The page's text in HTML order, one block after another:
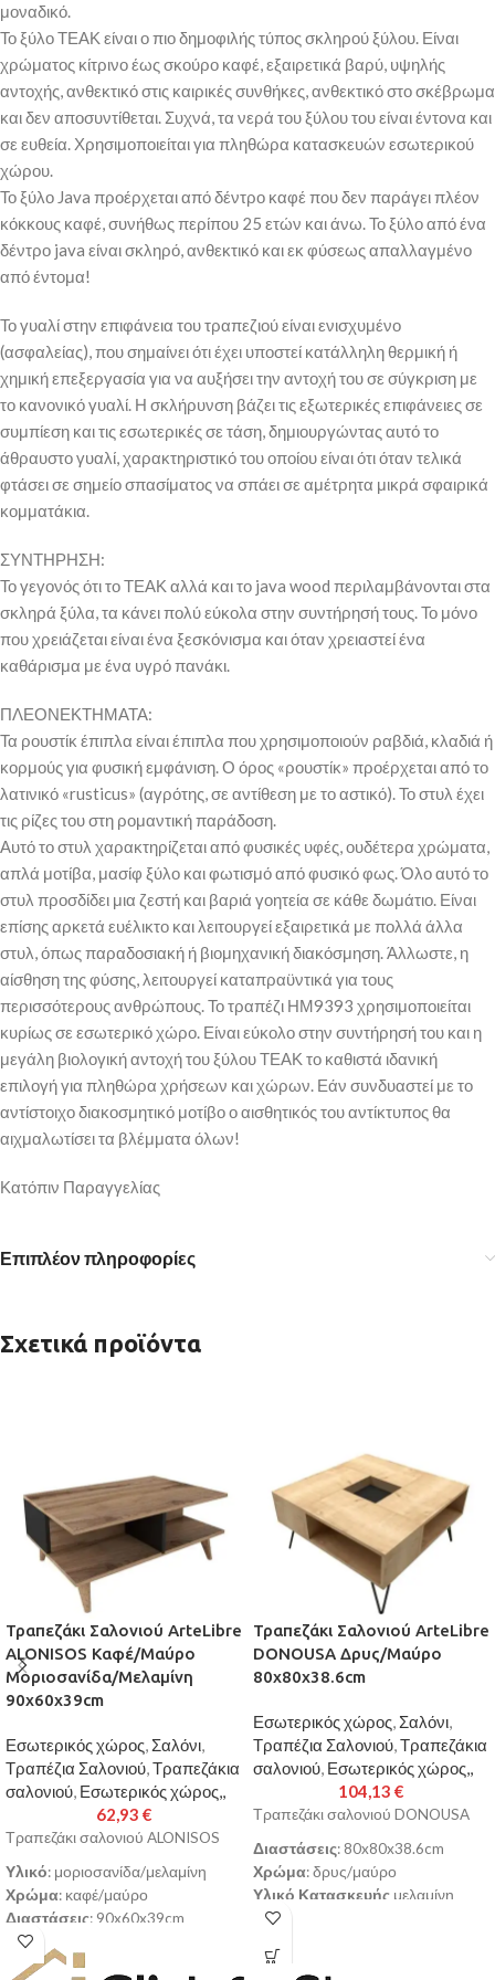
μοναδικό.
Το ξύλο ΤΕΑΚ είναι ο πιο δημοφιλής τύπος σκληρού ξύλου. Είναι
χρώματος κίτρινο έως σκούρο καφέ, εξαιρετικά βαρύ, υψηλής
αντοχής, ανθεκτικό στις καιρικές συνθήκες, ανθεκτικό στο σκέβρωμα
και δεν αποσυντίθεται. Συχνά, τα νερά του ξύλου του είναι έντονα και
σε ευθεία. Χρησιμοποιείται για πληθώρα κατασκευών εσωτερικού
χώρου.
Το ξύλο Java προέρχεται από δέντρο καφέ που δεν παράγει πλέον
κόκκους καφέ, συνήθως περίπου 25 ετών και άνω. Το ξύλο από ένα
δέντρο java είναι σκληρό, ανθεκτικό και εκ φύσεως απαλλαγμένο
από έντομα!
Το γυαλί στην επιφάνεια του τραπεζιού είναι ενισχυμένο
(ασφαλείας), που σημαίνει ότι έχει υποστεί κατάλληλη θερμική ή
χημική επεξεργασία για να αυξήσει την αντοχή του σε σύγκριση με
το κανονικό γυαλί. Η σκλήρυνση βάζει τις εξωτερικές επιφάνειες σε
συμπίεση και τις εσωτερικές σε τάση, δημιουργώντας αυτό το
άθραυστο γυαλί, χαρακτηριστικό του οποίου είναι ότι όταν τελικά
φτάσει σε σημείο σπασίματος να σπάει σε αμέτρητα μικρά σφαιρικά
κομματάκια.
ΣΥΝΤΗΡΗΣΗ:
Το γεγονός ότι το ΤΕΑΚ αλλά και το java wood περιλαμβάνονται στα
σκληρά ξύλα, τα κάνει πολύ εύκολα στην συντήρησή τους. Το μόνο
που χρειάζεται είναι ένα ξεσκόνισμα και όταν χρειαστεί ένα
καθάρισμα με ένα υγρό πανάκι.
ΠΛΕΟΝΕΚΤΗΜΑΤΑ:
Τα ρουστίκ έπιπλα είναι έπιπλα που χρησιμοποιούν ραβδιά, κλαδιά ή
κορμούς για φυσική εμφάνιση. Ο όρος «ρουστίκ» προέρχεται από το
λατινικό «rusticus» (αγρότης, σε αντίθεση με το αστικό). Το στυλ έχει
τις ρίζες του στη ρομαντική παράδοση.
Αυτό το στυλ χαρακτηρίζεται από φυσικές υφές, ουδέτερα χρώματα,
απλά μοτίβα, μασίφ ξύλο και φωτισμό από φυσικό φως. Όλο αυτό το
στυλ προσδίδει μια ζεστή και βαριά γοητεία σε κάθε δωμάτιο. Είναι
επίσης αρκετά ευέλικτο και λειτουργεί εξαιρετικά με πολλά άλλα
στυλ, όπως παραδοσιακή ή βιομηχανική διακόσμηση. Άλλωστε, η
αίσθηση της φύσης, λειτουργεί καταπραϋντικά για τους
περισσότερους ανθρώπους. Το τραπέζι ΗΜ9393 χρησιμοποιείται
κυρίως σε εσωτερικό χώρο. Είναι εύκολο στην συντήρησή του και η
μεγάλη βιολογική αντοχή του ξύλου ΤΕΑΚ το καθιστά ιδανική
επιλογή για πληθώρα χρήσεων και χώρων. Εάν συνδυαστεί με το
αντίστοιχο διακοσμητικό μοτίβο ο αισθητικός του αντίκτυπος θα
αιχμαλωτίσει τα βλέμματα όλων!
Κατόπιν Παραγγελίας
Επιπλέον πληροφορίες
Σχετικά προϊόντα
Τραπεζάκι Σαλονιού ArteLibre
ALONISOS Καφέ/Μαύρο
Μοριοσανίδα/Μελαμίνη
90x60x39cm
Εσωτερικός χώρος, Σαλόνι,
Τραπέζια Σαλονιού,Τραπεζάκια
σαλονιού, Εσωτερικός χώρος,,
62,93 €
Τραπεζάκι σαλονιού ALONISOS
Υλικό: μοριοσανίδα/μελαμίνη
Χρώμα: καφέ/μαύρο
Διαστάσεις: 90x60x39cm
Σκελετός από υψηλής ποιότητας
μοριοσανίδα με επένδυση
Τραπεζάκι Σαλονιού ArteLibre
DONOUSA Δρυς/Μαύρο
80x80x38.6cm
Εσωτερικός χώρος, Σαλόνι,
Τραπέζια Σαλονιού,Τραπεζάκια
σαλονιού, Εσωτερικός χώρος,,
104,13 €
Τραπεζάκι σαλονιού DONOUSA
Διαστάσεις: 80x80x38.6cm
Χρώμα: δρυς/μαύρο
Υλικό Κατασκευής μελαμίνη
Παράγεται σύμφωνα με τα
Ε1 που είναι ακίνδυνα για το